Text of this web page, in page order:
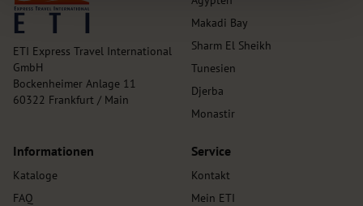
ETI Express Travel International
GmbH
Bockenheimer Anlage 11
60322 Frankfurt / Main
Makadi Bay
Sharm El Sheikh
Tunesien
Djerba
Monastir
Informationen
Kataloge
FAQ
Service
Kontakt
Mein ETI